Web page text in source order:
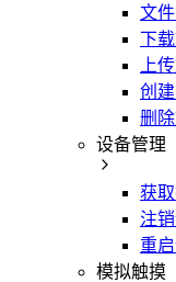
文
下
上
创
删
设备管理
获
注
重
模拟触摸